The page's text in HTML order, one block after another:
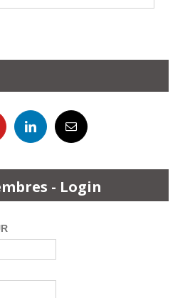
- Login